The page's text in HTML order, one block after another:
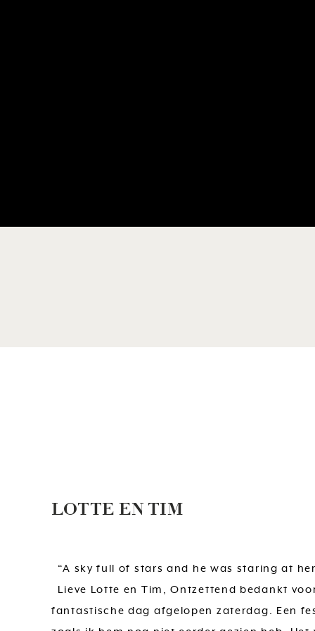
“A sky full of stars and he was staring at
Lieve Lotte en Tim, Ontzettend bedankt
fantastische dag afgelopen zaterdag. Een
LOTTE EN TIM